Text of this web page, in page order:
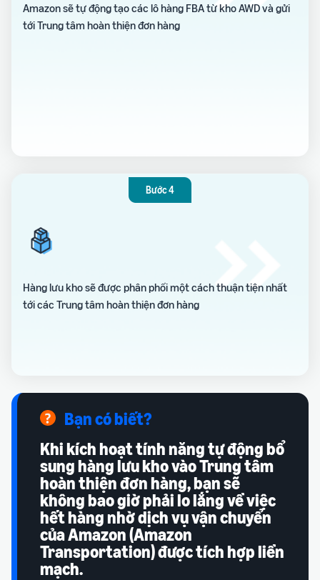
Amazon sẽ tự động tạo các lô hàng FBA từ kho AWD và gửi
tới Trung tâm hoàn thiện đơn hàng
Bước 4
Hàng lưu kho sẽ được phân phối một cách thuận tiện nhất
tới các Trung tâm hoàn thiện đơn hàng
Bạn có biết?
Khi kích hoạt tính năng tự động bổ
sung hàng lưu kho vào Trung tâm
hoàn thiện đơn hàng, bạn sẽ
không bao giờ phải lo lắng về việc
hết hàng nhờ dịch vụ vận chuyển
của Amazon (Amazon
Transportation) được tích hợp liền
mạch.